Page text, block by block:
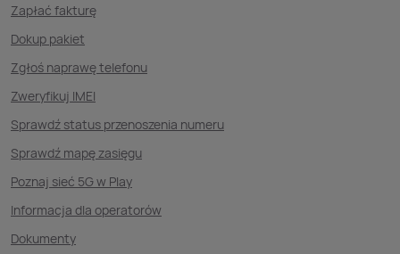
Zapłać fakturę
Dokup pakiet
Zgłoś naprawę telefonu
Zweryfikuj IMEI
Sprawdź status przenoszenia numeru
Sprawdź mapę zasięgu
Poznaj sieć 5G w Play
Informacja dla operatorów
Dokumenty